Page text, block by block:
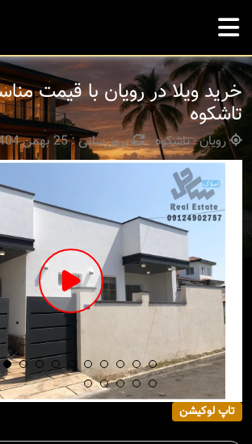
خرید ویلا در رویان با قیمت
تاشکوه
رویان - تاشکوه بروزرسانی : 25 بهمن 1404
تاپ لوکیشن